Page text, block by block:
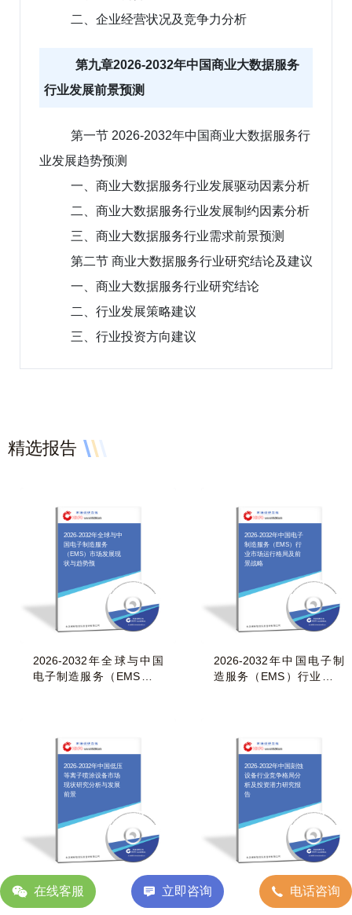
二、企业经营状况及竞争力分析
第九章2026-2032年中国商业大数据服务
行业发展前景预测
第一节 2026-2032年中国商业大数据服务行
业发展趋势预测
一、商业大数据服务行业发展驱动因素分析
二、商业大数据服务行业发展制约因素分析
三、商业大数据服务行业需求前景预测
第二节 商业大数据服务行业研究结论及建议
一、商业大数据服务行业研究结论
二、行业发展策略建议
三、行业投资方向建议
精选报告
2026-2032年全球与中
国电子制造服务
（EMS）市场发展现
状与趋势预
2026-2032年全球与中国
电子制造服务（EMS）市
2026-2032年中国电子
制造服务（EMS）行
业市场运行格局及前
景战略
2026-2032年中国电子制
造服务（EMS）行业市场
2026-2032年中国低压
等离子喷涂设备市场
现状研究分析与发展
前景
2026-2032年中国低压等
离子喷涂设备市场现状研
2026-2032年中国刻蚀
设备行业竞争格局分
析及投资潜力研究报
告
2026-2032年中国刻蚀设
备行业竞争格局分析及投
在线客服 立即咨询 电话咨询